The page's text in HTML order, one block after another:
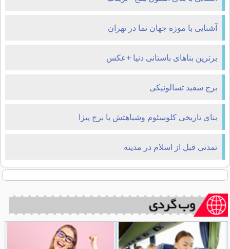
آشنایی با موزه جهان نما در تهران
برترین بناهای باستانی دنیا +عکس
برج سفید تسالونیکی
بنای تاریخی کلوسئوم وشباهتش با برج پیزا
تمدنی قبل از اسلام در مدینه